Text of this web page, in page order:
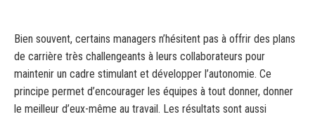
Bien souvent, certains managers n’hésitent pas à offrir des plans
de carrière très challengeants à leurs collaborateurs pour
maintenir un cadre stimulant et développer l’autonomie. Ce
principe permet d’encourager les équipes à tout donner, donner
le meilleur d’eux-même au travail. Les résultats sont aussi